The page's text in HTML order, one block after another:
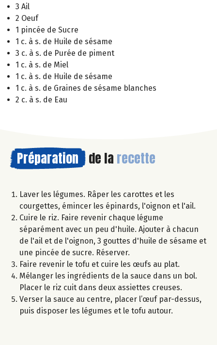
3 Ail
2 Oeuf
1 pincée de Sucre
1 c. à s. de Huile de sésame
3 c. à s. de Purée de piment
1 c. à s. de Miel
1 c. à s. de Huile de sésame
1 c. à s. de Graines de sésame blanches
2 c. à s. de Eau
Préparation de la recette
Laver les légumes. Râper les carottes et les
courgettes, émincer les épinards, l'oignon et l'ail.
Cuire le riz. Faire revenir chaque légume
séparément avec un peu d'huile. Ajouter à chacun
de l'ail et de l'oignon, 3 gouttes d'huile de sésame et
une pincée de sucre. Réserver.
Faire revenir le tofu et cuire les œufs au plat.
Mélanger les ingrédients de la sauce dans un bol.
Placer le riz cuit dans deux assiettes creuses.
Verser la sauce au centre, placer l’œuf par-dessus,
puis disposer les légumes et le tofu autour.